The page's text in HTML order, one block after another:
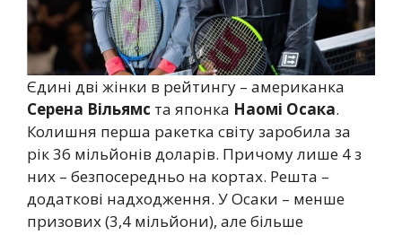
Єдині дві жінки в рейтингу – американка
Серена Вільямс та японка Наомі Осака.
Колишня перша ракетка світу заробила за
рік 36 мільйонів доларів. Причому лише 4 з
них – безпосередньо на кортах. Решта –
додаткові надходження. У Осаки – менше
призових (3,4 мільйони), але більше